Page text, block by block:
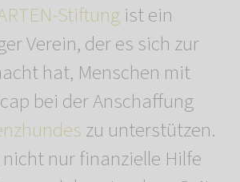
Stiftungist ein
Verein, der es sich zur
hat, Menschen mit
bei der Anschaffung
zu unterstützen.
nur finanzielle Hilfe